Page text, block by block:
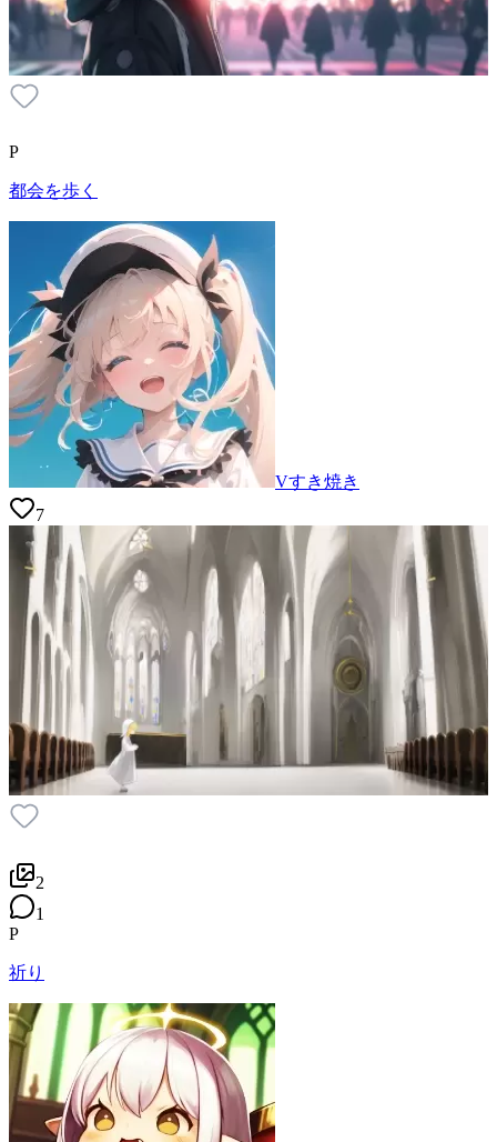
P
都会を歩く
Vすき焼き
7
2
1
P
祈り